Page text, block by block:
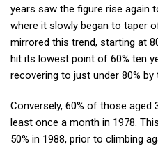
years saw the figure rise again
where it slowly began to taper
mirrored this trend, starting at
hit its lowest point of 60% ten
recovering to just under 80%
Conversely, 60% of those aged
least once a month in 1978.
50% in 1988, prior to climbing